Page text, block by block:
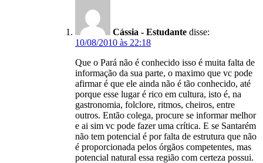
Cássia - Estudante disse:
10/08/2010 às 22:18
Que o Pará não é conhecido isso é muita falta de
informação da sua parte, o maximo que vc pode
afirmar é que ele ainda não é tão conhecido, até
porque esse lugar é rico em cultura, isto é, na
gastronomia, folclore, ritmos, cheiros, entre
outros. Então colega, procure se informar melhor
e ai sim vc pode fazer uma crítica. E se Santarém
não tem potencial é por falta de estrutura que não
é proporcionada pelos órgãos competentes, mas
potencial natural essa região com certeza possui.